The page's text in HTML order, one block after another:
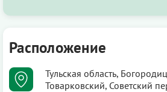
Расположение
Тульская область,
Товарковский, Советский